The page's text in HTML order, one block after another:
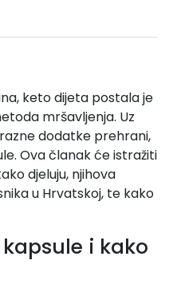
keto dijeta postala je
mršavljenja. Uz
dodatke prehrani,
Ova članak će istražiti
djeluju, njihova
u Hrvatskoj, te kako
i kako